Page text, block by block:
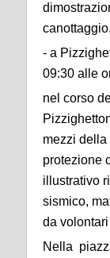
canottaggio.
- a
09:30 alle
nel corso
mezzi
protezione
illustrativo
sismico,
da
Nella